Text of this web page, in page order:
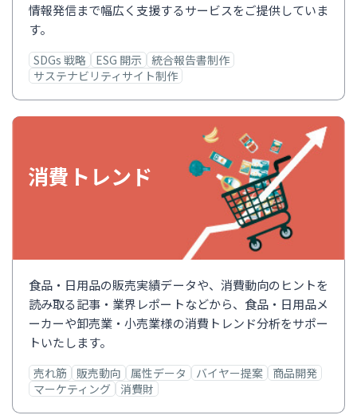
情報発信まで幅広く支援するサービスをご提供していま
す。
SDGs 戦略 ESG 開示
統合報告書制作
サステナビリティサイト制作
消費トレンド
食品・日用品の販売実績データや、消費動向のヒントを
読み取る記事・業界レポートなどから、食品・日用品メ
ーカーや卸売業・小売業様の消費トレンド分析をサポー
トいたします。
売れ筋 販売動向 属性データ バイヤー提案
商品開発
マーケティング 消費財